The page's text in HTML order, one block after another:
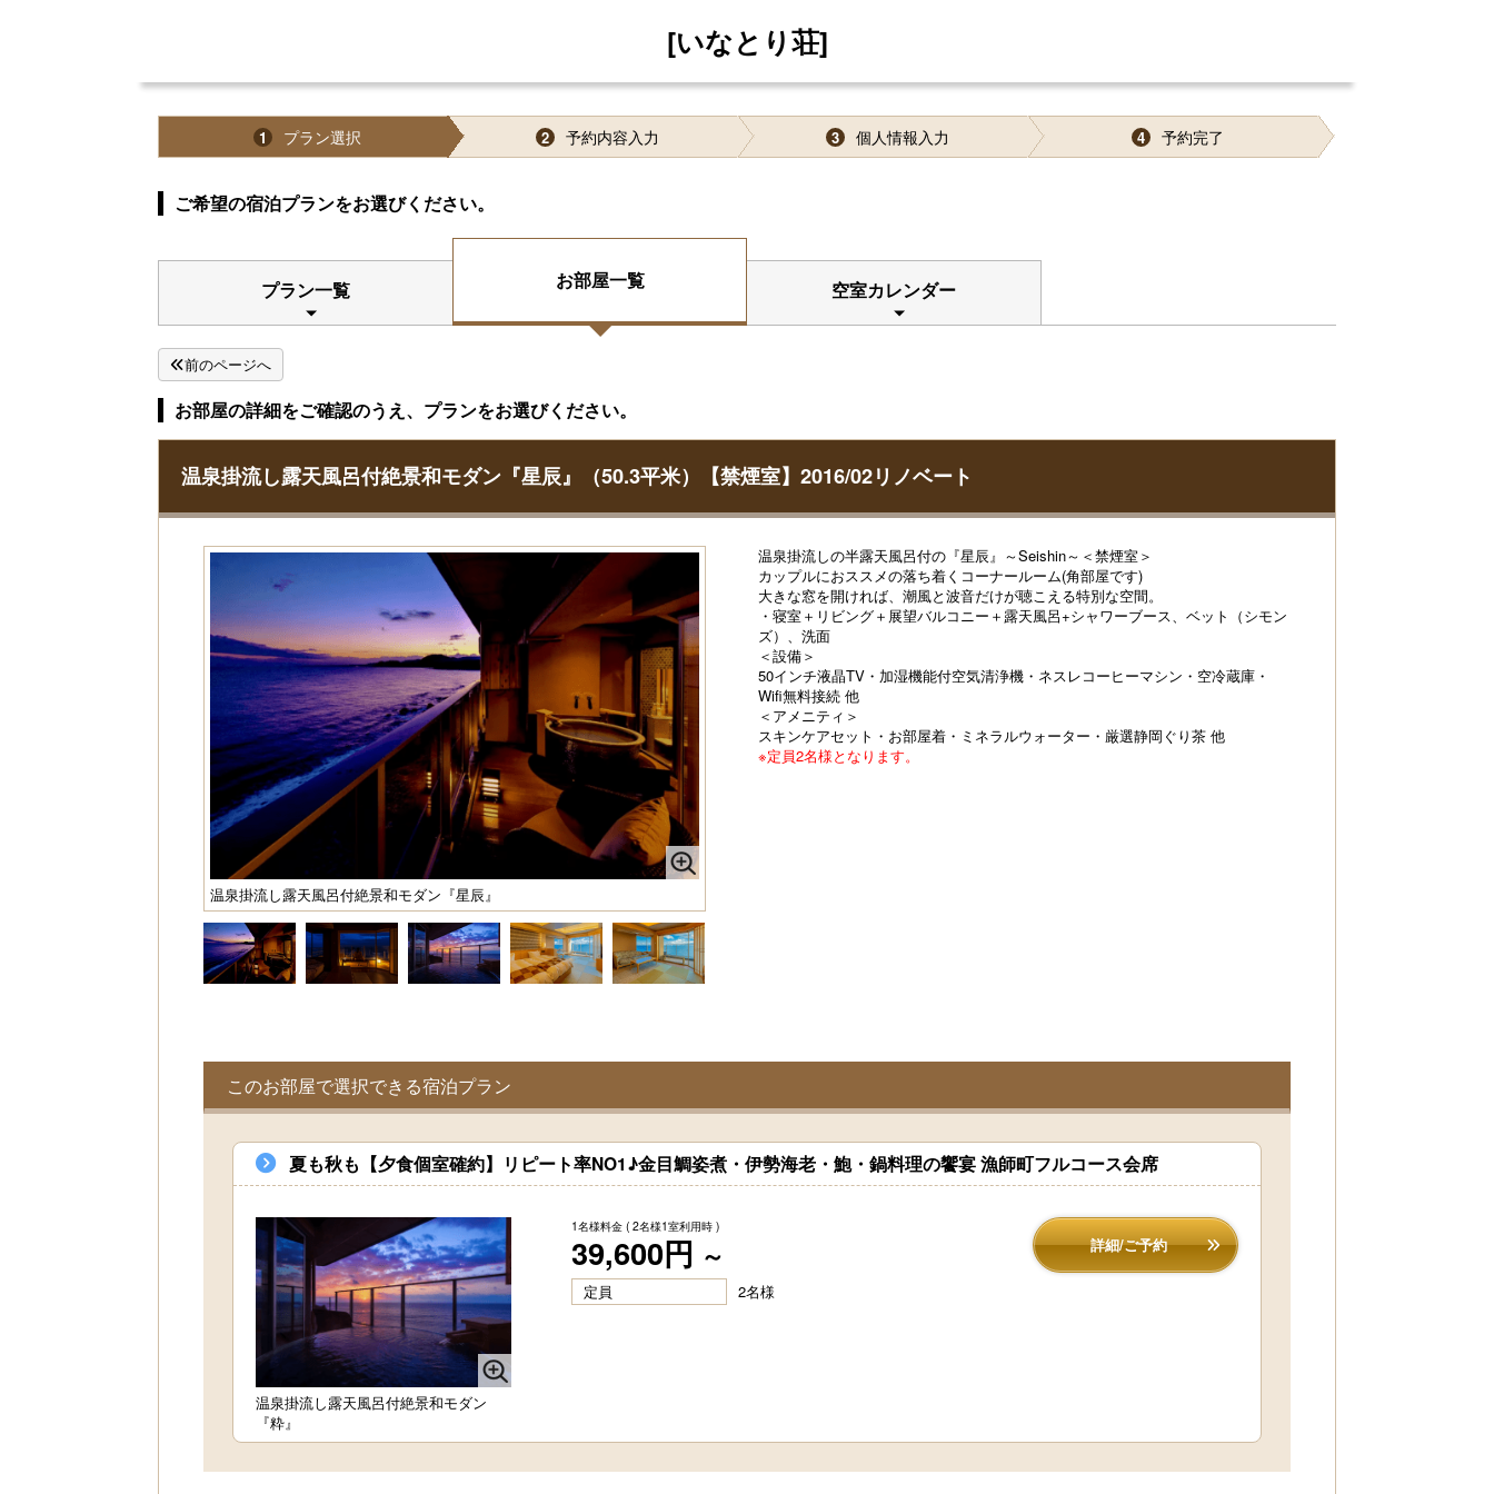
[いなとり荘]
1 プラン選択 2 予約内容入力 3 個人情報入力 4 予約完了
ご希望の宿泊プランをお選びください。
プラン一覧 お部屋一覧 空室カレンダー
前のページへ
お部屋の詳細をご確認のうえ、プランをお選びください。
温泉掛流し露天風呂付絶景和モダン『星辰』（50.3平米）【禁煙室】2016/02リノベート
温泉掛流し露天風呂付絶景和モダン『星辰』
温泉掛流しの半露天風呂付の『星辰』～Seishin～＜禁煙室＞
カップルにおススメの落ち着くコーナールーム(角部屋です)
大きな窓を開ければ、潮風と波音だけが聴こえる特別な空間。
・寝室＋リビング＋展望バルコニー＋露天風呂+シャワーブース、ベット（シモン
ズ）、洗面
＜設備＞
50インチ液晶TV・加湿機能付空気清浄機・ネスレコーヒーマシン・空冷蔵庫・
Wifi無料接続 他
＜アメニティ＞
スキンケアセット・お部屋着・ミネラルウォーター・厳選静岡ぐり茶 他
※定員2名様となります。
このお部屋で選択できる宿泊プラン
夏も秋も【夕食個室確約】リピート率NO1♪金目鯛姿煮・伊勢海老・鮑・鍋料理の饗宴 漁師町フルコース会席
温泉掛流し露天風呂付絶景和モダン
『粋』
1名様料金 ( 2名様1室利用時 )
39,600円 ～ 詳細/ご予約
定員 2名様